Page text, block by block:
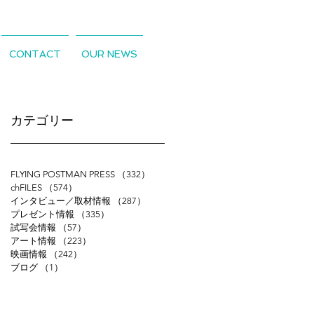
CONTACT OUR NEWS
​カテゴリー
FLYING POSTMAN PRESS （332）
chFILES
（574）
インタビュー／取材情報
（287）
プレゼント情報
（335）
試写会情報
（57）
アート情報
（223）
映画情報
（242）
ブログ
（1）